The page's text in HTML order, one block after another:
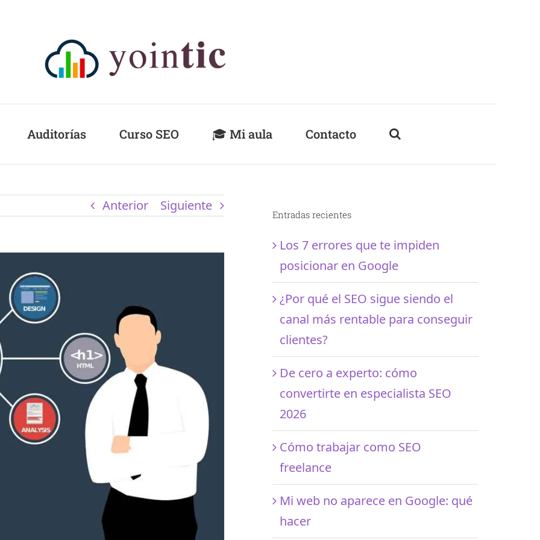
Auditorías Curso SEO 🎓 Mi aula Contacto
Anterior Siguiente
Entradas recientes
Los 7 errores que te impiden
posicionar en Google
¿Por qué el SEO sigue siendo el
canal más rentable para conseguir
clientes?
De cero a experto: cómo
convertirte en especialista SEO
2026
Cómo trabajar como SEO
freelance
Mi web no aparece en Google: qué
hacer